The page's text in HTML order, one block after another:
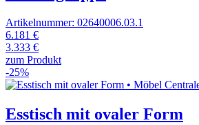
Artikelnummer: 02640006.03.1
6.181 €
3.333 €
zum Produkt
-25%
Esstisch mit ovaler Form